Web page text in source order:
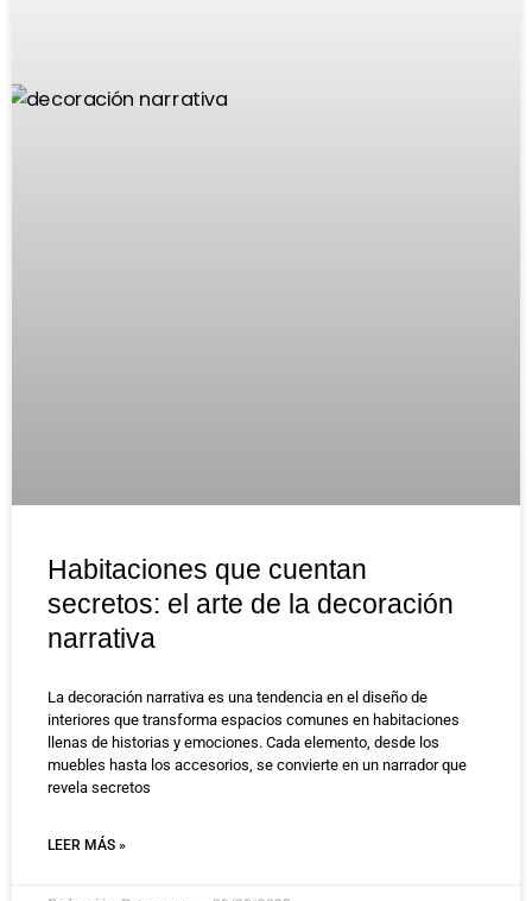
Habitaciones que cuentan
secretos: el arte de la decoración
narrativa
La decoración narrativa es una tendencia en el diseño de
interiores que transforma espacios comunes en habitaciones
llenas de historias y emociones. Cada elemento, desde los
muebles hasta los accesorios, se convierte en un narrador que
revela secretos
LEER MÁS »